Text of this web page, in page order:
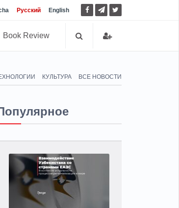
Русский English
Book Review
КУЛЬТУРА ВСЕ НОВОСТИ